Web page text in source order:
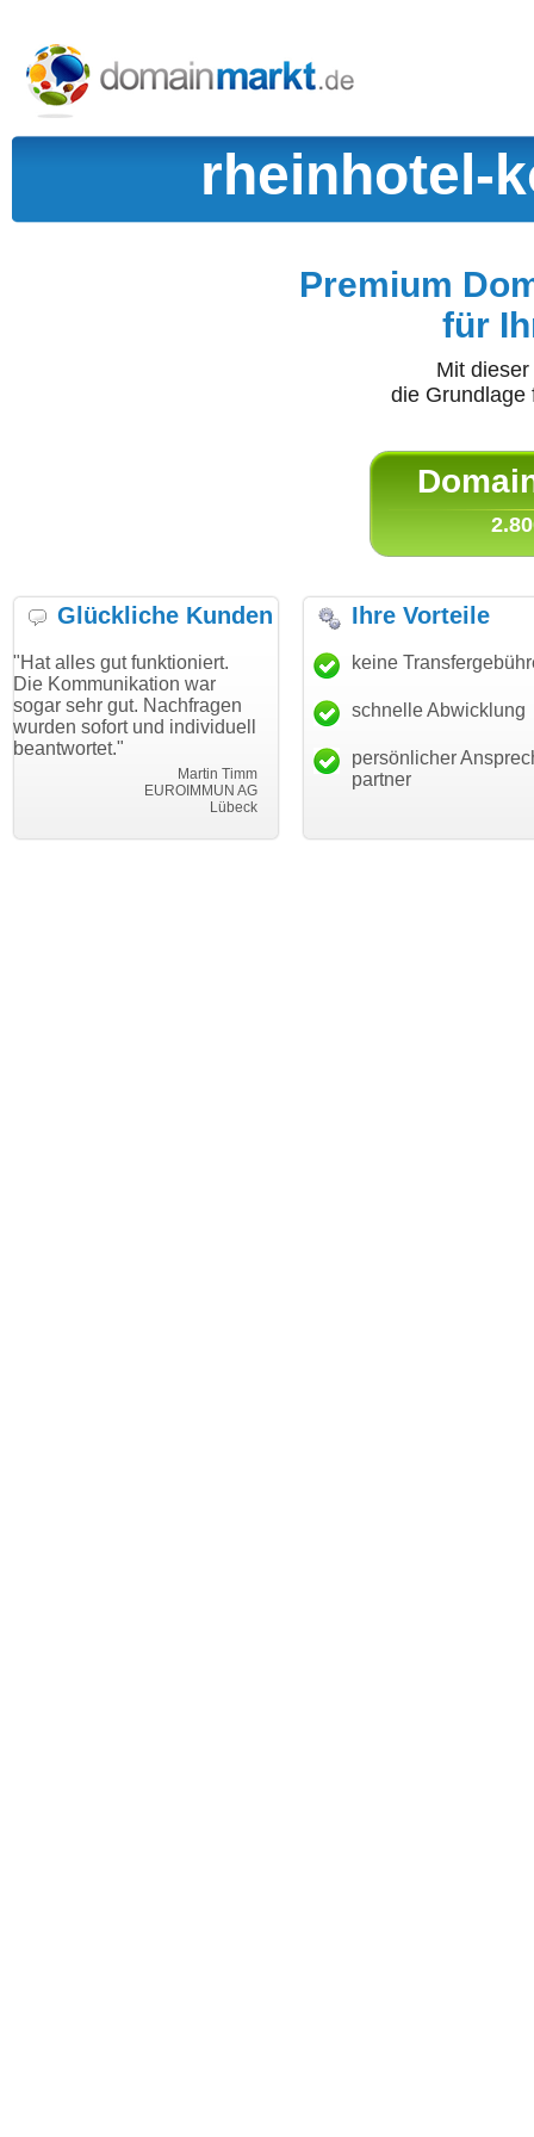
rheinhotel-
Premium
für
Mit
die
Glückliche Kunden
gut funktioniert.
war
gut. Nachfragen
und individuell
EUROIMMUN AG
"Danke für den schnellen
Transfer und guten Service!"
Thomas Schäfer
i can eckert communication GmbH
"Ich bin
haben.
mein
Ihre Vorteile
keine
schnelle Abwicklung
persönlicher
partner